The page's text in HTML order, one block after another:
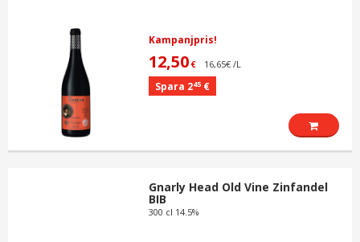
Kampanjpris!
12,50 € 16,65€ /L
Spara 245 €
Gnarly Head Old Vine Zinfandel
BIB
300 cl 14.5%